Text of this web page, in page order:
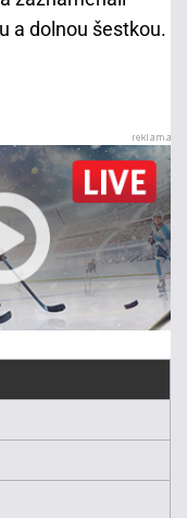
a dolnou šestkou.